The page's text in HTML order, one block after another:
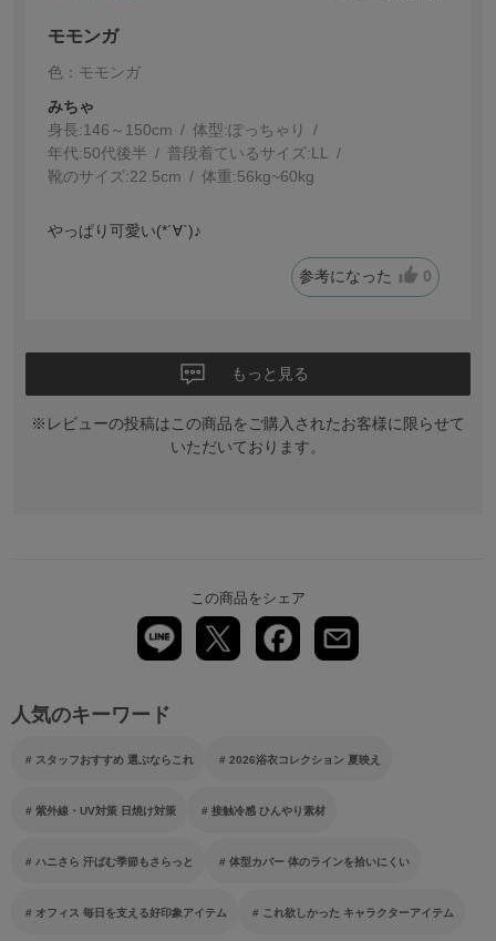
モモンガ
色：モモンガ
みちゃ
身長:146～150cm 体型:ぽっちゃり
年代:50代後半 普段着ているサイズ:LL
靴のサイズ:22.5cm 体重:56kg~60kg
っぱり可愛い(*´∀`)♪
参考になった 0
もっと見る
※レビューの投稿はこの商品をご購入されたお客様に限らせて
いただいております。
この商品をシェア
人気のキーワード
スタッフおすすめ 選ぶならこれ 2026浴衣コレクション 夏映え
紫外線・UV対策 日焼け対策 接触冷感 ひんやり素材
ハニさら 汗ばむ季節もさらっと 体型カバー 体のラインを拾いにくい
オフィス 毎日を支える好印象アイテム これ欲しかった キャラクターアイテム